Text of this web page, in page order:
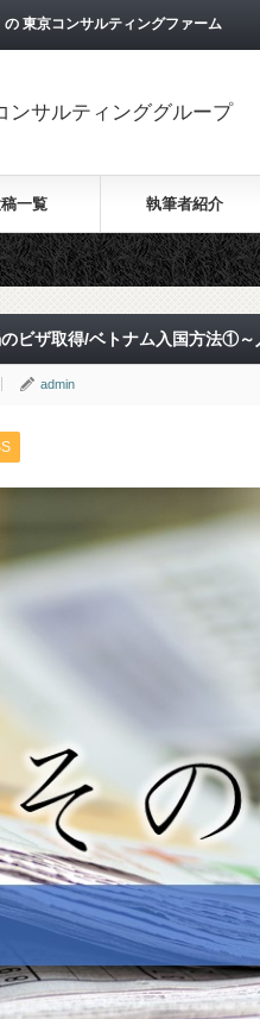
東京コンサルティングファーム
ンサルティンググループ
一覧 執筆者紹介
のビザ取得/ベトナム入国方法①
admin